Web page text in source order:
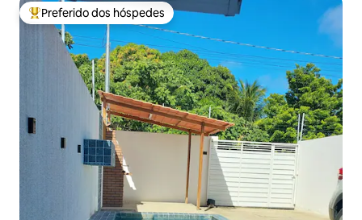
Entre os melhores preferidos dos hóspedes
Preferido dos hóspedes